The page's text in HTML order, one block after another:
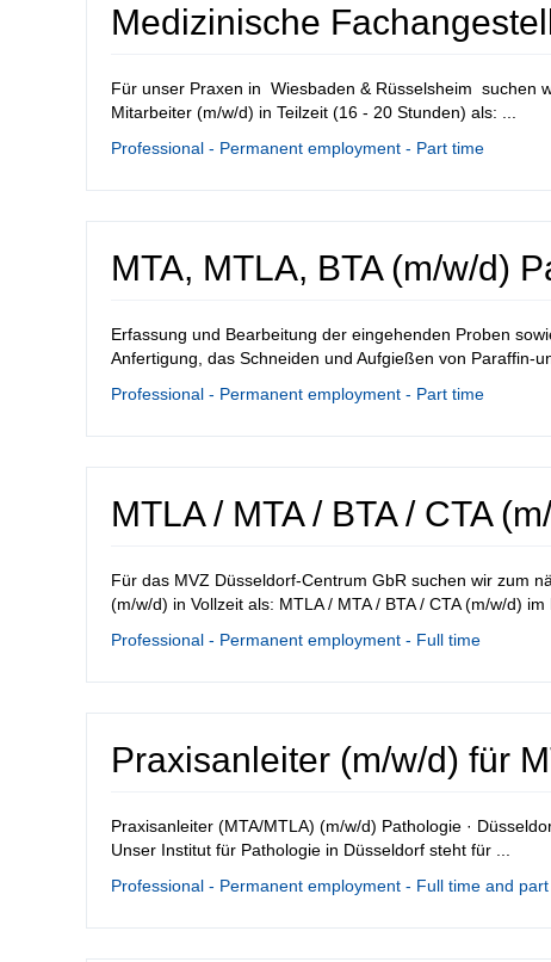
Medizinische
Für unser Praxen in Wiesbaden & Rüsselsheim suchen
Mitarbeiter (m/w/d) in Teilzeit (16 - 20 Stunden) als: ...
Professional - Permanent employment - Part time
MTA, MTLA, BTA (m/w/d)
Erfassung und Bearbeitung der eingehenden Proben
Anfertigung, das Schneiden und Aufgießen von Paraffin-
Professional - Permanent employment - Part time
MTLA / MTA / BTA / CTA
Für das MVZ Düsseldorf-Centrum GbR suchen wir zum
(m/w/d) in Vollzeit als: MTLA / MTA / BTA / CTA (m/w/d) im
Professional - Permanent employment - Full time
Praxisanleiter (m/w/d) für
Praxisanleiter (MTA/MTLA) (m/w/d) Pathologie ·
Unser Institut für Pathologie in Düsseldorf steht für ...
Professional - Permanent employment - Full time and